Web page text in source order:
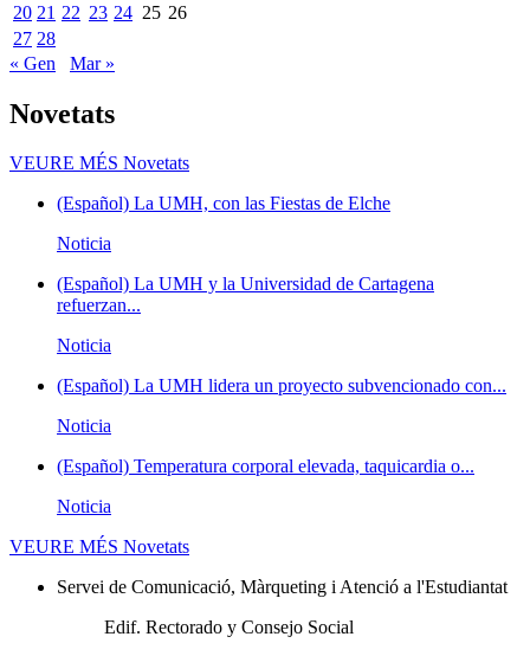
20 21 22 23 24 25 26
27 28
« Gen
Mar »
Novetats
VEURE MÉS Novetats
(Español) La UMH, con las Fiestas de Elche
Noticia
(Español) La UMH y la Universidad de Cartagena
refuerzan...
Noticia
(Español) La UMH lidera un proyecto subvencionado con...
Noticia
(Español) Temperatura corporal elevada, taquicardia o...
Noticia
VEURE MÉS Novetats
Servei de Comunicació, Màrqueting i Atenció a l'Estudiantat
Edif. Rectorado y Consejo Social